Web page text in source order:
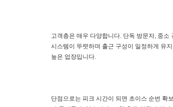
고객층은 매우 다양합니다. 단독 방문자, 중
시스템이 뚜렷하며 출근 구성이 일정하게 유
높은 업장입니다.
단점으로는 피크 시간이 되면 초이스 순번 확